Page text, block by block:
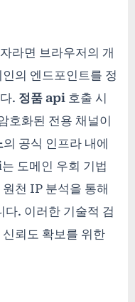
라면 브라우저의 개
의 엔드포인트를 정
. 정품 api 호출 시
호화된 전용 채널이
의 공식 인프라 내에
는 도메인 우회 기법
천 IP 분석을 통해
다. 이러한 기술적 검
뢰도 확보를 위한